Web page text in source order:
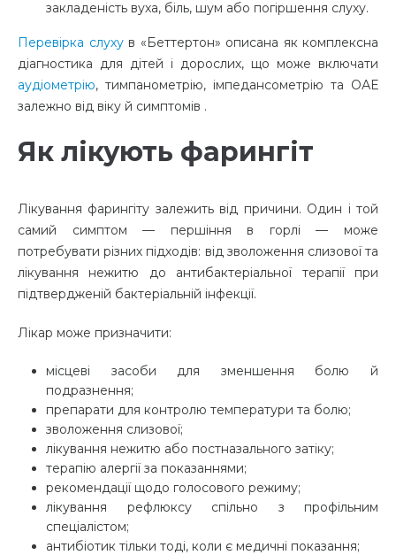
закладеність вуха, біль, шум або погіршення слуху.
Перевірка слухув «Беттертон» описана як комплексна
діагностика для дітей і дорослих, що може включати
аудіометрію, тимпанометрію, імпедансометрію та ОАЕ
залежно від віку й симптомів .
Як лікують фарингіт
Лікування фарингіту залежить від причини. Один і той
самий симптом — першіння в горлі — може
потребувати різних підходів: від зволоження слизової та
лікування нежитю до антибактеріальної терапії при
підтвердженій бактеріальній інфекції.
Лікар може призначити:
місцеві засоби для зменшення болю й
подразнення;
препарати для контролю температури та болю;
зволоження слизової;
лікування нежитю або постназального затіку;
терапію алергії за показаннями;
рекомендації щодо голосового режиму;
лікування рефлюксу спільно з профільним
спеціалістом;
антибіотик тільки тоді, коли є медичні показання;